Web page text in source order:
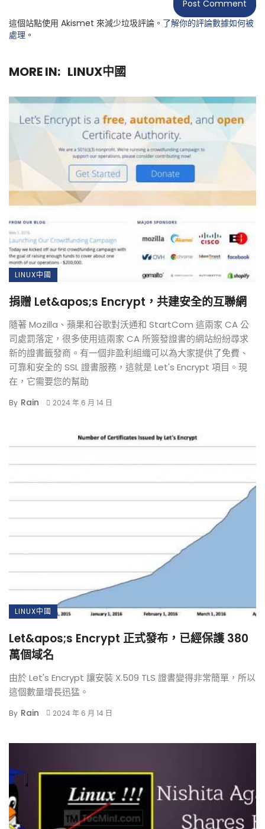
這個站點使用 Akismet 來減少垃圾評論。 了解你的評論數據如何被
處理 。
MORE IN: LINUX中國
LINUX中國
捐贈 Let&apos;s Encrypt，共建安全的互聯網
隨著 Mozilla、蘋果和谷歌對沃通和 StartCom 這兩家 CA 公
司處罰落定，很多使用這兩家 CA 所簽發證書的網站紛紛尋求
新的證書籤發商。有一個非盈利組織可以為大家提供了免費、
可靠和安全的 SSL 證書服務，這就是 Let's Encrypt 項目。現
在，它需要您的幫助
By Rain 2024 年 6 月 14 日
LINUX中國
Let&apos;s Encrypt 正式發布，已經保護 380
萬個域名
由於 Let's Encrypt 讓安裝 X.509 TLS 證書變得非常簡單，所以
這個數量增長迅猛。
By Rain 2024 年 6 月 14 日